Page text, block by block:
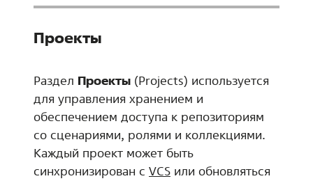
Проекты
Раздел Проекты (Projects) используется
для управления хранением и
обеспечением доступа к репозиториям
со сценариями, ролями и коллекциями.
Каждый проект может быть
синхронизирован с VCS или обновляться